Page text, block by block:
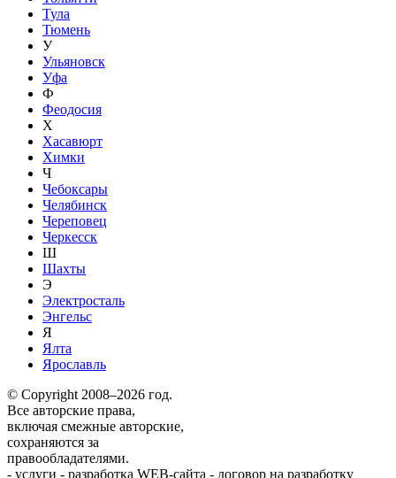
Тула
Тюмень
У
Ульяновск
Уфа
Ф
Феодосия
Х
Хасавюрт
Химки
Ч
Чебоксары
Челябинск
Череповец
Черкесск
Ш
Шахты
Э
Электросталь
Энгельс
Я
Ялта
Ярославль
© Copyright 2008–2026 год.
Все авторские права,
включая смежные авторские,
сохраняются за
правообладателями.
- услуги - разработка WEB-сайта - договор на разработку